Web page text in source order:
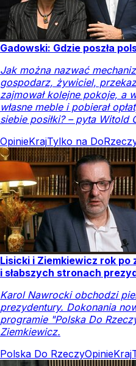
Gadowski: Gdzie poszła
Jak można nazwać
gospodarz, żywiciel,
zajmował kolejne pokoje, a
własne meble i pobierał
siebie posiłki? – pyta Witold
OpinieKrajTylko na
Lisicki i Ziemkiewicz rok
i słabszych stronach
Karol Nawrocki obchodzi
prezydentury. Dokonania
programie "Polska Do
Ziemkiewicz.
Polska Do RzeczyOpinieKraj